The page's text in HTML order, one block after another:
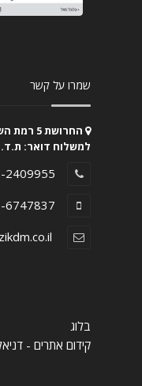
שמרו על קשר
החרושת 5 רמת השרון גב הבנין
למשלוח דואר: ת.ד. 1940, רמת השרון מיקוד 47119
2409955
6747837
בלוג
קידום אתרים -